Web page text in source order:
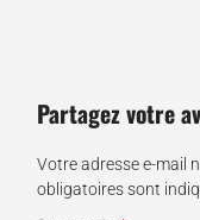
Partagez votre
Votre adresse e-mail
obligatoires sont